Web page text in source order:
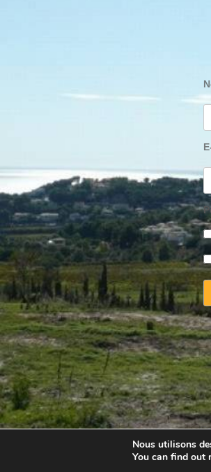
Nous utilisons
You can find out